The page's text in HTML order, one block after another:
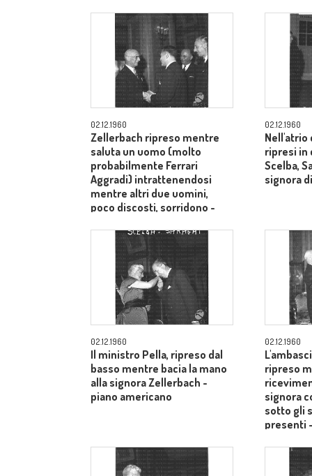
02.12.1960
Zellerbach ripreso mentre
saluta un uomo (molto
probabilmente Ferrari
Aggradi) intrattenendosi
mentre altri due uomini,
poco discosti, sorridono -
02.12.1960
Nell'atrio
ripresi in
Scelba,
signora
02.12.1960
Il ministro Pella, ripreso dal
basso mentre bacia la mano
alla signora Zellerbach -
piano americano
02.12.1960
ripreso
signora
sotto gli
presenti